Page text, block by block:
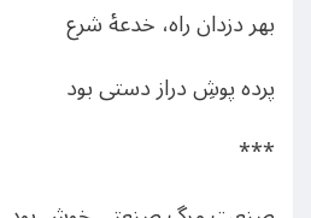
بهر دزدان راه، خدعۀ شرع
پرده پوشِ دراز دستی بود
***